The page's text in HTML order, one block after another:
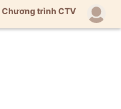
Chương trình CTV